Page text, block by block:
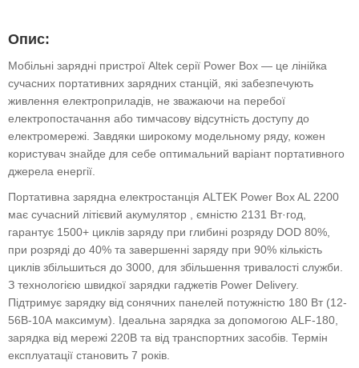
Опис:
Мобільні зарядні пристрої Altek серії Power Box — це лінійка
сучасних портативних зарядних станцій, які забезпечують
живлення електроприладів, не зважаючи на перебої
електропостачання або тимчасову відсутність доступу до
електромережі. Завдяки широкому модельному ряду, кожен
користувач знайде для себе оптимальний варіант портативного
джерела енергії.
Портативна зарядна електростанція ALTEK Power Box AL 2200
має сучасний літієвий акумулятор , ємністю 2131 Вт·год,
гарантує 1500+ циклів заряду при глибині розряду DOD 80%,
при розряді до 40% та завершенні заряду при 90% кількість
циклів збільшиться до 3000, для збільшення тривалості служби.
З технологією швидкої зарядки гаджетів Power Delivery.
Підтримує зарядку від сонячних панелей потужністю 180 Вт (12-
56В-10А максимум). Ідеальна зарядка за допомогою ALF-180,
зарядка від мережі 220В та від транспортних засобів. Термін
експлуатації становить 7 років.